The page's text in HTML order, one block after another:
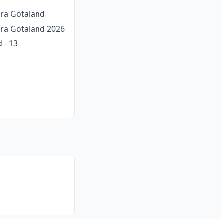
Götaland
Götaland 2026
- 13